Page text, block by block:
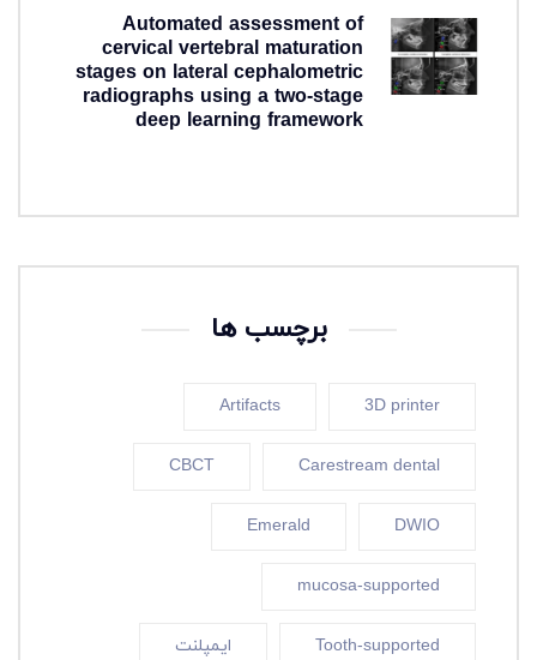
Automated assessment of
cervical vertebral maturation
stages on lateral cephalometric
radiographs using a two-stage
deep learning framework
برچسب ها
3D printer
Artifacts
Carestream dental
CBCT
DWIO
Emerald
mucosa-supported
Tooth-supported ایمپلنت